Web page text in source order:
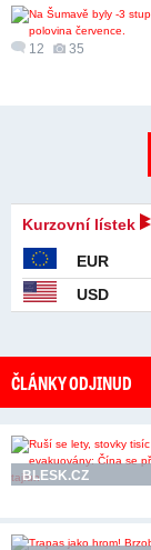
12 35
Kurzovní lístek
EUR
USD
ČLÁNKY ODJINUD
BLESK.CZ